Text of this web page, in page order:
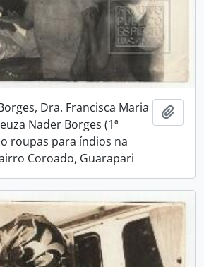
Dra. Francisca Maria
Nader Borges (1ª
roupas para índios na
Coroado, Guarapari